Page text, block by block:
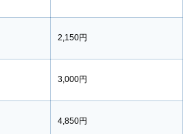
2,150円
3,000円
4,850円